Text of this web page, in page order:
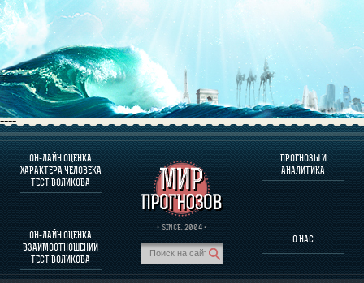
----
ОН-ЛАЙН ОЦЕНКА
ХАРАКТЕРА ЧЕЛОВЕКА
ТЕСТ ВОЛИКОВА
ОН-ЛАЙН ОЦЕНКА
ВЗАИМООТНОШЕНИЙ
ТЕСТ ВОЛИКОВА
· SINCE. 2004 ·
ПРОГНОЗЫ И
АНАЛИТИКА
О НАС
О ПРОГРАММЕ
ОЦЕНКА ХАРАКТЕРA ЧЕЛОВЕКА
ОЦЕНКА ХАРАКТЕРА ВЫДАЮЩИХСЯ ЛИЧНОСТЕЙ
О ПРОГРАММЕ
ПРОГНОЗЫ И АНАЛИТИКА